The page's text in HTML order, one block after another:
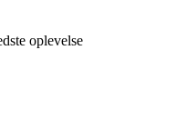
oplevelse